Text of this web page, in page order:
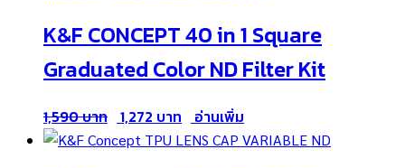
through
K&F CONCEPT 40 in 1 Square
Graduated Color ND Filter Kit
1,590
Original
price
1,272
Current
price
อ่านเพิ่ม